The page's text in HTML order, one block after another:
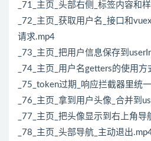
_71_主页_头部右侧_标签内容和
_72_主页_获取用户名_接口和
请求.mp4
_73_主页_把用户信息保存到
_74_主页_用户名getters的使用
_75_token过期_响应拦截器里统
_76_主页_拿到用户头像_合并到
_77_主页_把头像显示到右上角导
_78_主页_头部导航_主动退出